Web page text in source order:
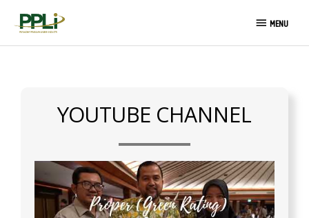
MENU
MENU
YOUTUBE CHANNEL